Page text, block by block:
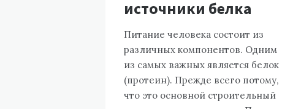
источники белка
Питание человека состоит из
различных компонентов. Одним
из самых важных является белок
(протеин). Прежде всего потому,
что это основной строительный